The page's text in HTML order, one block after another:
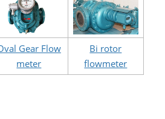
Gear Flow
meter
Bi rotor
flowmeter